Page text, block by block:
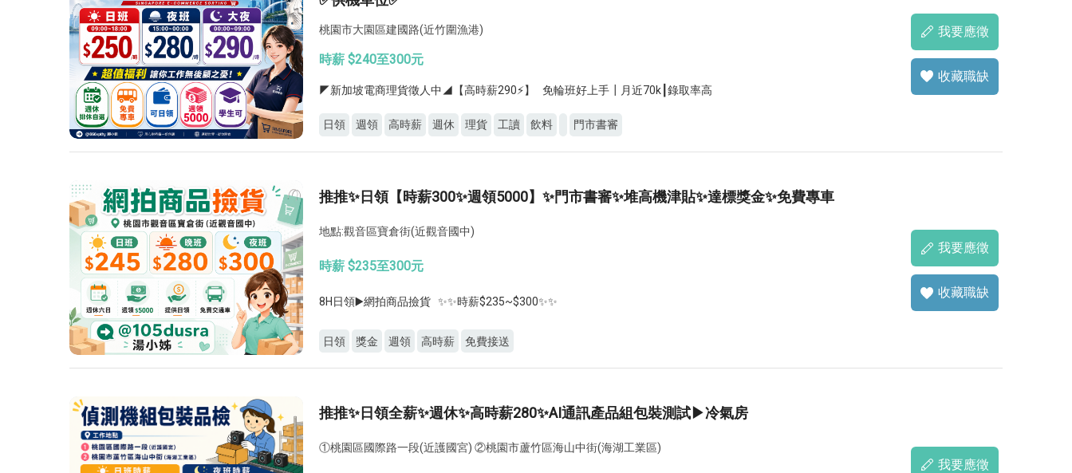
桃園市大園區建國路(近竹圍漁港)
時薪 $240至300元
◤新加坡電商理貨徵人中◢【高時薪290⚡】 免輪班好上手┃月近70k┃錄取率高
日領 週領 高時薪 週休 理貨 工讀 飲料 門市書審
我要應徵
收藏職缺
推推✨日領【時薪300✨週領5000】✨門市書審✨堆高機津貼✨達標獎金✨免費專車
地點:觀音區寶倉街(近觀音國中)
時薪 $235至300元
8H日領▶️網拍商品撿貨 ✨✨時薪$235~$300✨✨
日領 獎金 週領 高時薪 免費接送
我要應徵
收藏職缺
推推✨日領全薪✨週休✨高時薪280✨AI通訊產品組包裝測試▶冷氣房
①桃園區國際路一段(近護國宮) ②桃園市蘆竹區海山中街(海湖工業區)
我要應徵